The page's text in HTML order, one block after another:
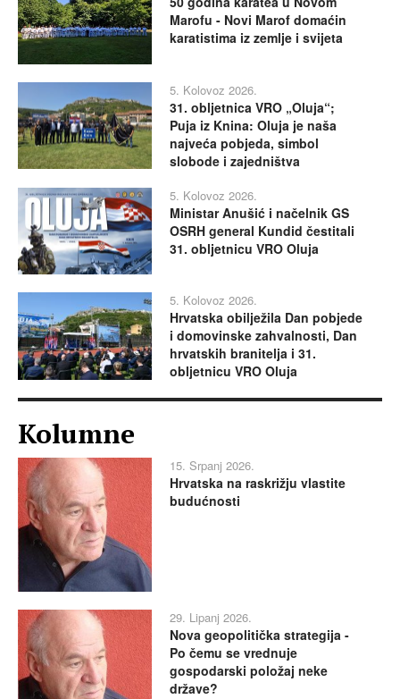
Marofu - Novi Marof domaćin
karatistima iz zemlje i svijeta
5. Kolovoz 2026.
31. obljetnica VRO „Oluja“;
Puja iz Knina: Oluja je naša
najveća pobjeda, simbol
slobode i zajedništva
5. Kolovoz 2026.
Ministar Anušić i načelnik GS
OSRH general Kundid čestitali
31. obljetnicu VRO Oluja
5. Kolovoz 2026.
Hrvatska obilježila Dan pobjede
i domovinske zahvalnosti, Dan
hrvatskih branitelja i 31.
obljetnicu VRO Oluja
Kolumne
15. Srpanj 2026.
Hrvatska na raskrižju vlastite
budućnosti
29. Lipanj 2026.
Nova geopolitička strategija -
Po čemu se vrednuje
gospodarski položaj neke
države?